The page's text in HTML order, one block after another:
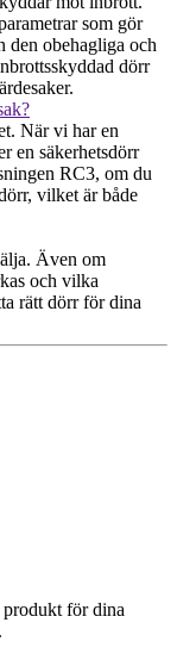
som gör
den obehagliga och
dörr
När vi har en
en säkerhetsdörr
RC3, om du
vilket är både
Även om
och vilka
rätt dörr för dina
för dina